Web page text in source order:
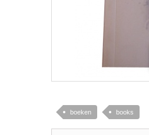
boeken books